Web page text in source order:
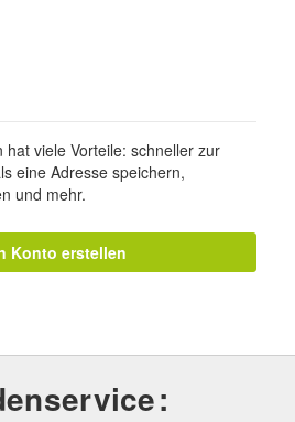
hat viele Vorteile: schneller zur
eine Adresse speichern,
und mehr.
Konto erstellen